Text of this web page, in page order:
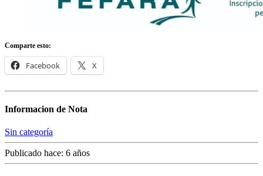
Comparte esto:
Facebook X
Informacion de Nota
Sin categoría
Publicado hace: 6 años